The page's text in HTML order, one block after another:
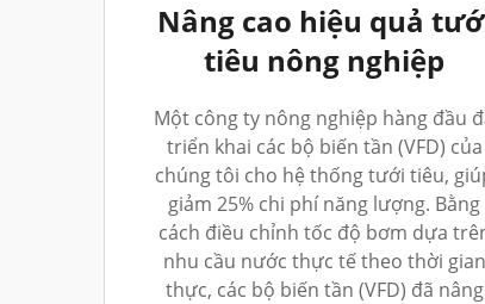
Nâng cao hiệu quả
tiêu nông nghiệp
Một công ty nông nghiệp hàng đầu
triển khai các bộ biến tần (VFD) của
chúng tôi cho hệ thống tưới tiêu,
giảm 25% chi phí năng lượng. Bằng
cách điều chỉnh tốc độ bơm dựa
nhu cầu nước thực tế theo thời gian
thực, các bộ biến tần (VFD) đã nâng